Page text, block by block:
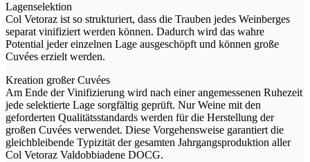
Lagenselektion
Col Vetoraz ist so strukturiert, dass die Trauben jedes Weinberges
separat vinifiziert werden können. Dadurch wird das wahre
Potential jeder einzelnen Lage ausgeschöpft und können große
Cuvées erzielt werden.
Kreation großer Cuvées
Am Ende der Vinifizierung wird nach einer angemessenen Ruhezeit
jede selektierte Lage sorgfältig geprüft. Nur Weine mit den
geforderten Qualitätsstandards werden für die Herstellung der
großen Cuvées verwendet. Diese Vorgehensweise garantiert die
gleichbleibende Typizität der gesamten Jahrgangsproduktion aller
Col Vetoraz Valdobbiadene DOCG.